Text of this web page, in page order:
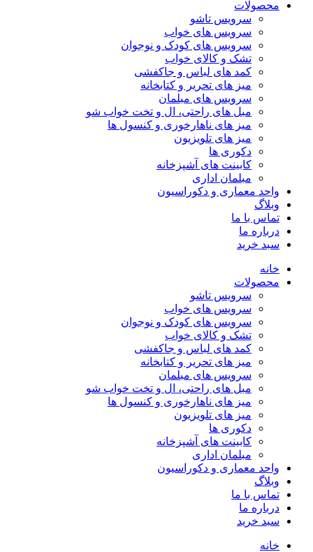
محصولات
سرویس تاشو
سرویس های خواب
سرویس های کودک و نوجوان
تشک و کالای خواب
کمد های لباس و جاکفشی
میز های تحریر و کتابخانه
سرویس های مبلمان
مبل های راحتی، ال و تخت خواب شو
میز های ناهارخوری و کنسول ها
میز های تلویزیون
دکوری ها
کابینت های آشپزخانه
مبلمان اداری
واحد معماری و دکوراسیون
وبلاگ
تماس با ما
درباره ما
سبد خرید
خانه
محصولات
سرویس تاشو
سرویس های خواب
سرویس های کودک و نوجوان
تشک و کالای خواب
کمد های لباس و جاکفشی
میز های تحریر و کتابخانه
سرویس های مبلمان
مبل های راحتی، ال و تخت خواب شو
میز های ناهارخوری و کنسول ها
میز های تلویزیون
دکوری ها
کابینت های آشپزخانه
مبلمان اداری
واحد معماری و دکوراسیون
وبلاگ
تماس با ما
درباره ما
سبد خرید
خانه